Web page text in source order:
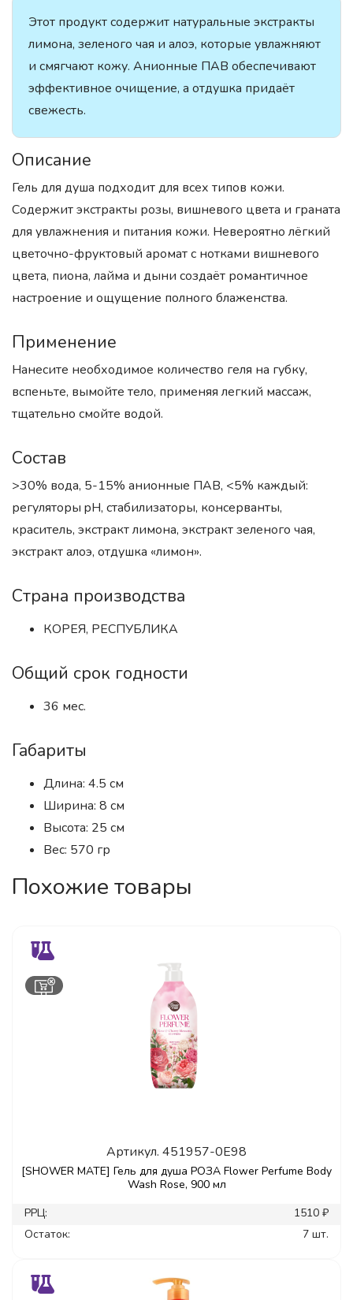
Этот продукт содержит натуральные экстракты
лимона, зеленого чая и алоэ, которые увлажняют
и смягчают кожу. Анионные ПАВ обеспечивают
эффективное очищение, а отдушка придаёт
свежесть.
Описание
Гель для душа подходит для всех типов кожи.
Содержит экстракты розы, вишневого цвета и граната
для увлажнения и питания кожи. Невероятно лёгкий
цветочно-фруктовый аромат с нотками вишневого
цвета, пиона, лайма и дыни создаёт романтичное
настроение и ощущение полного блаженства.
Применение
Нанесите необходимое количество геля на губку,
вспеньте, вымойте тело, применяя легкий массаж,
тщательно смойте водой.
Состав
>30% вода, 5-15% анионные ПАВ, <5% каждый:
регуляторы pH, стабилизаторы, консерванты,
краситель, экстракт лимона, экстракт зеленого чая,
экстракт алоэ, отдушка «лимон».
Страна производства
КОРЕЯ, РЕСПУБЛИКА
Общий срок годности
36 мес.
Габариты
Длина: 4.5 см
Ширина: 8 см
Высота: 25 см
Вес: 570 гр
Похожие товары
Артикул. 451957-0E98
[SHOWER MATE] Гель для душа РОЗА Flower Perfume Body
Wash Rose, 900 мл
РРЦ:
1510 ₽
Остаток:
7 шт.